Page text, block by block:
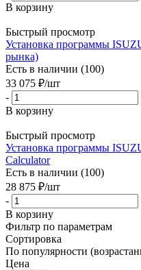
В корзину
Быстрый просмотр
Установка программы
рынка)
Есть в наличии (100)
33 075 ₽/шт
-
В корзину
Быстрый просмотр
Установка программы
Calculator
Есть в наличии (100)
28 875 ₽/шт
-
В корзину
Фильтр по параметрам
Сортировка
По популярности
Цена